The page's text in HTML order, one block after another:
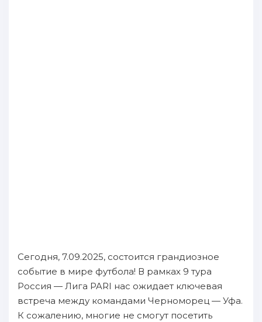
Сегодня, 7.09.2025, состоится грандиозное
событие в мире футбола! В рамках 9 тура
Россия — Лига PARI нас ожидает ключевая
встреча между командами Черноморец — Уфа.
К сожалению, многие не смогут посетить